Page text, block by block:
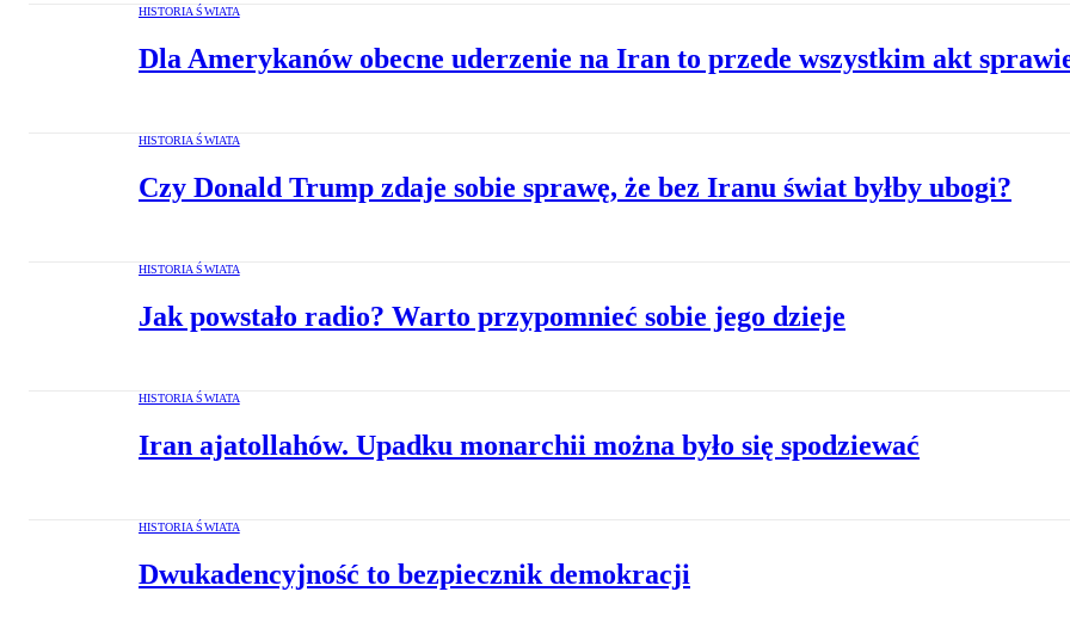
HISTORIA ŚWIATA
Dla Amerykanów obecne uderzenie na Iran to przede wszystkim akt
HISTORIA ŚWIATA
Czy Donald Trump zdaje sobie sprawę, że bez Iranu świat byłby ubogi?
HISTORIA ŚWIATA
Jak powstało radio? Warto przypomnieć sobie jego dzieje
HISTORIA ŚWIATA
Iran ajatollahów. Upadku monarchii można było się spodziewać
HISTORIA ŚWIATA
Dwukadencyjność to bezpiecznik demokracji